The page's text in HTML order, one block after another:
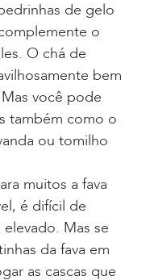
de gelo
o
O chá de
bem
você pode
também como o
ou tomilho
muitos a fava
é difícil de
Mas se
da fava em
as cascas que